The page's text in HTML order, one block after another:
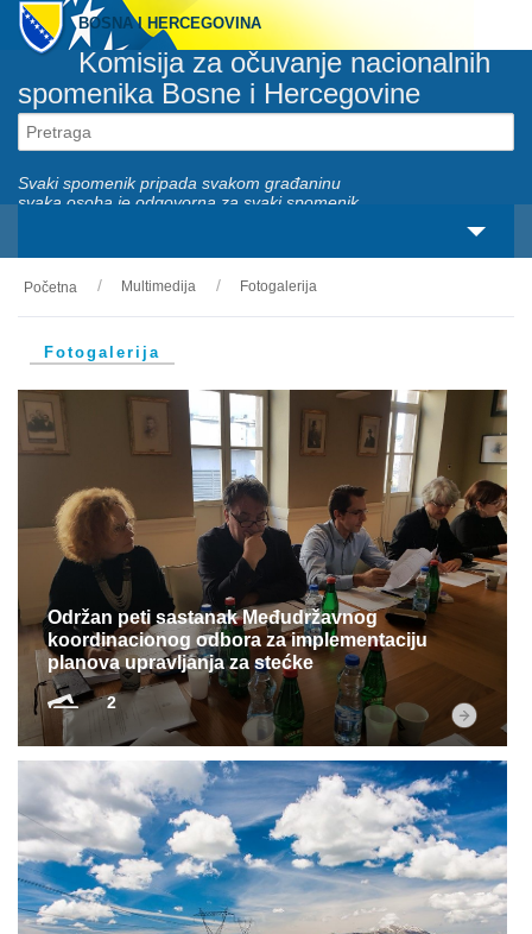
BOSNA I HERCEGOVINA
Komisija za očuvanje nacionalnih
spomenika Bosne i Hercegovine
Svaki spomenik pripada svakom građaninu
svaka osoba je odgovorna za svaki spomenik
O nama
Zakonski okviri
Aktivnosti
Nacionalni spomenici
Servisi
Multimedija
Početna Multimedija Fotogalerija
Fotogalerija
Održan peti sastanak Međudržavnog
koordinacionog odbora za implementaciju
planova upravljanja za stećke
2